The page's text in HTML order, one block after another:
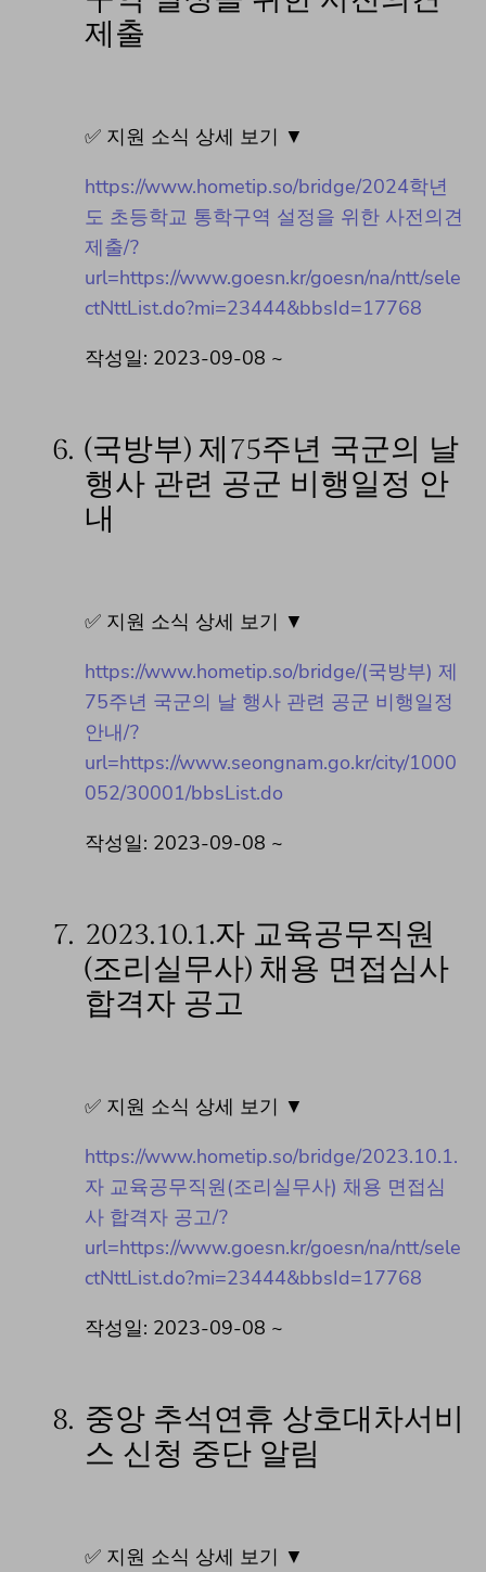
제출
✅ 지원 소식 상세 보기 ▼
https://www.hometip.so/bridge/2024학년
도 초등학교 통학구역 설정을 위한 사전의견
제출/?
url=https://www.goesn.kr/goesn/na/ntt/sele
ctNttList.do?mi=23444&bbsId=17768
작성일: 2023-09-08 ~
6. (국방부) 제75주년 국군의 날
행사 관련 공군 비행일정 안
내
✅ 지원 소식 상세 보기 ▼
https://www.hometip.so/bridge/(국방부) 제
75주년 국군의 날 행사 관련 공군 비행일정
안내/?
url=https://www.seongnam.go.kr/city/1000
052/30001/bbsList.do
작성일: 2023-09-08 ~
7. 2023.10.1.자 교육공무직원
(조리실무사) 채용 면접심사
합격자 공고
✅ 지원 소식 상세 보기 ▼
https://www.hometip.so/bridge/2023.10.1.
자 교육공무직원(조리실무사) 채용 면접심
사 합격자 공고/?
url=https://www.goesn.kr/goesn/na/ntt/sele
ctNttList.do?mi=23444&bbsId=17768
작성일: 2023-09-08 ~
8. 중앙 추석연휴 상호대차서비
스 신청 중단 알림
✅ 지원 소식 상세 보기 ▼